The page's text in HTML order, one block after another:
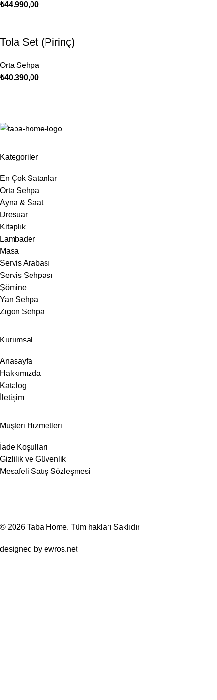
₺44.990,00
Tola Set (Pirinç)
Orta Sehpa
₺40.390,00
Kategoriler
En Çok Satanlar
Orta Sehpa
Ayna & Saat
Dresuar
Kitaplık
Lambader
Masa
Servis Arabası
Servis Sehpası
Şömine
Yan Sehpa
Zigon Sehpa
Kurumsal
Anasayfa
Hakkımızda
Katalog
İletişim
Müşteri Hizmetleri
İade Koşulları
Gizlilik ve Güvenlik
Mesafeli Satış Sözleşmesi
© 2026 Taba Home. Tüm hakları Saklıdır
designed by ewros.net